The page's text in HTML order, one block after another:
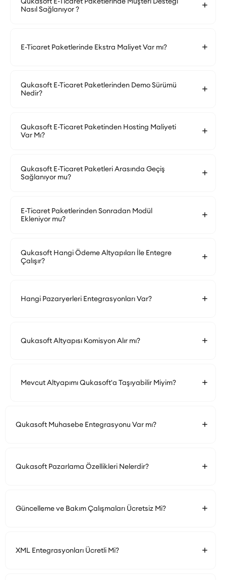
Nasıl Sağlanıyor ?
E-Ticaret Paketlerinde Ekstra Maliyet Var mı?
Qukasoft E-Ticaret Paketlerinden Demo Sürümü
Nedir?
Qukasoft E-Ticaret Paketinden Hosting Maliyeti
Var Mı?
Qukasoft E-Ticaret Paketleri Arasında Geçiş
Sağlanıyor mu?
E-Ticaret Paketlerinden Sonradan Modül
Ekleniyor mu?
Qukasoft Hangi Ödeme Altyapıları İle Entegre
Çalışır?
Hangi Pazaryerleri Entegrasyonları Var?
Qukasoft Altyapısı Komisyon Alır mı?
Mevcut Altyapımı Qukasoft'a Taşıyabilir Miyim?
Qukasoft Muhasebe Entegrasyonu Var mı?
Qukasoft Pazarlama Özellikleri Nelerdir?
Güncelleme ve Bakım Çalışmaları Ücretsiz Mi?
XML Entegrasyonları Ücretli Mi?